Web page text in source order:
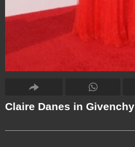
Claire Danes in Givenchy